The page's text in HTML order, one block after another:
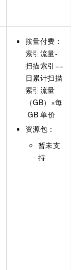
按量付费：
索引流量-
扫描索引==
日累计扫描
索引流量
（GB）×每
GB 单价
资源包：
暂未支
持